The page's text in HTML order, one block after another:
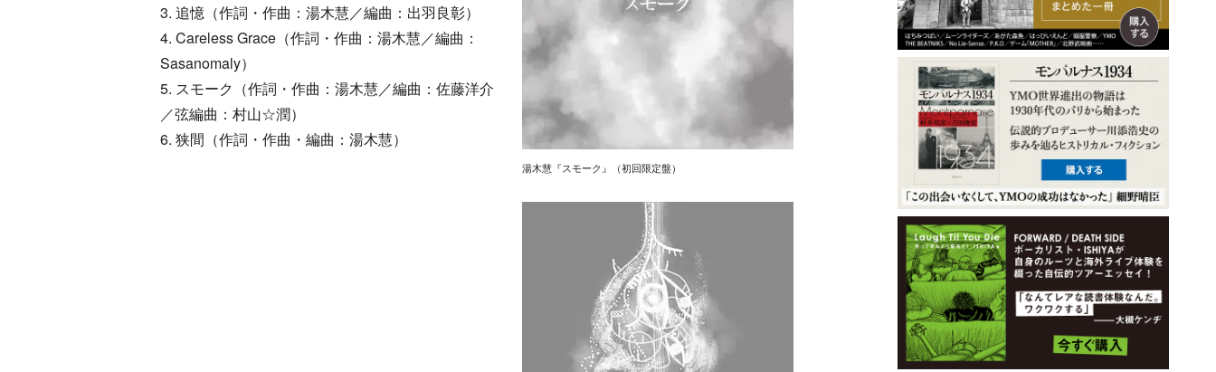
湯木慧『スモーク』（初回限定盤）
3. 追憶（作詞・作曲：湯木慧／編曲：出羽良彰）
4. Careless Grace（作詞・作曲：湯木慧／編曲：
Sasanomaly）
5. スモーク（作詞・作曲：湯木慧／編曲：佐藤洋介
／弦編曲：村山☆潤）
6. 狭間（作詞・作曲・編曲：湯木慧）